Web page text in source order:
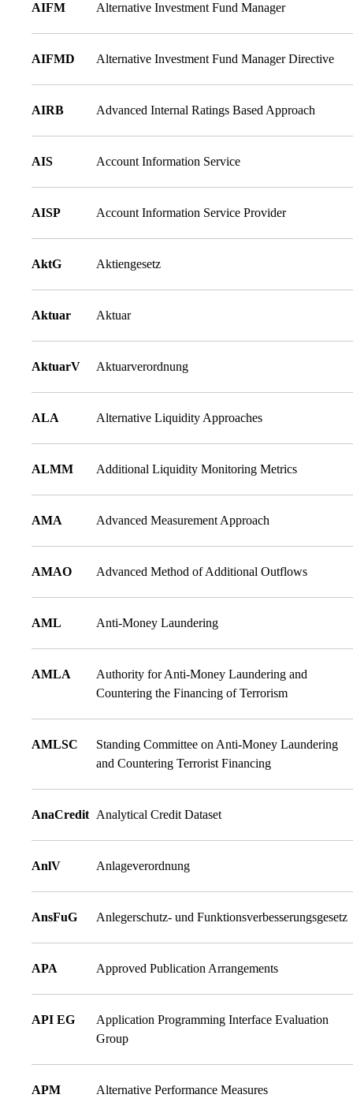
AIFM Alternative Investment Fund Manager
AIFMD Alternative Investment Fund Manager Directive
AIRB Advanced Internal Ratings Based Approach
AIS Account Information Service
AISP Account Information Service Provider
AktG Aktiengesetz
Aktuar Aktuar
AktuarV Aktuarverordnung
ALA Alternative Liquidity Approaches
ALMM Additional Liquidity Monitoring Metrics
AMA Advanced Measurement Approach
AMAO Advanced Method of Additional Outflows
AML Anti-Money Laundering
AMLA
Authority for Anti-Money Laundering and
Countering the Financing of Terrorism
AMLSC
Standing Committee on Anti-Money Laundering
and Countering Terrorist Financing
AnaCredit Analytical Credit Dataset
AnlV Anlageverordnung
AnsFuG Anlegerschutz- und Funktionsverbesserungsgesetz
APA Approved Publication Arrangements
API EG
Application Programming Interface Evaluation
Group
APM Alternative Performance Measures